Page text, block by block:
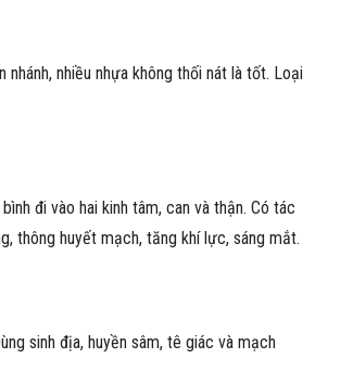
nhiều nhựa không thối nát là tốt. Loại
đi vào hai kinh tâm, can và thận. Có tác
thông huyết mạch, tăng khí lực, sáng mắt.
sinh địa, huyền sâm, tê giác và mạch